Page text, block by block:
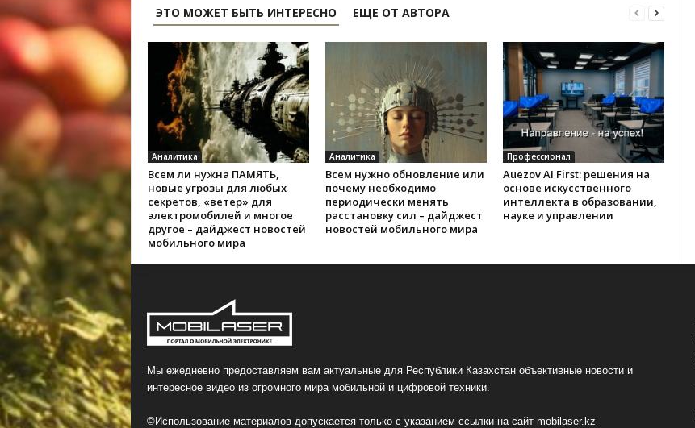
ЭТО МОЖЕТ БЫТЬ ИНТЕРЕСНО ЕЩЕ ОТ АВТОРА
Аналитика
Всем ли нужна ПАМЯТЬ,
новые угрозы для любых
секретов, «ветер» для
электромобилей и многое
другое – дайджест новостей
мобильного мира
Аналитика
Всем нужно обновление или
почему необходимо
периодически менять
расстановку сил – дайджест
новостей мобильного мира
Профессионал
Auezov AI First: решения на
основе искусственного
интеллекта в образовании,
науке и управлении
Мы ежедневно предоставляем вам актуальные для Республики Казахстан объективные новости и
интересное видео из огромного мира мобильной и цифровой техники.
©Использование материалов допускается только с указанием ссылки на сайт mobilaser.kz